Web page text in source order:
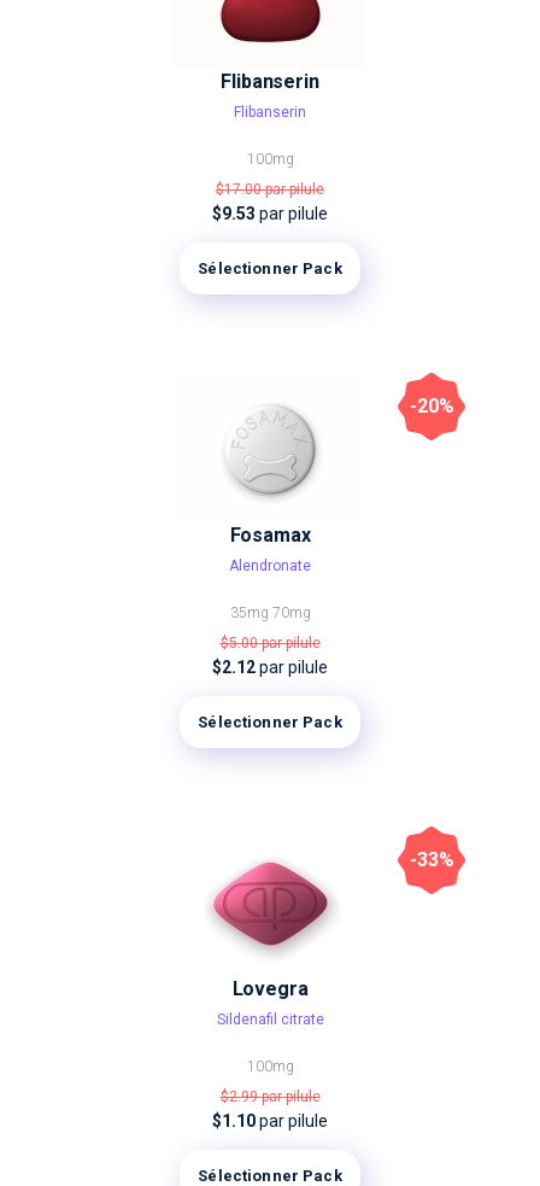
Flibanserin
Flibanserin
100mg
$17.00par pilule
$9.53 par pilule
Sélectionner Pack
Fosamax
Alendronate
35mg 70mg
$5.00par pilule
$2.12par pilule
Sélectionner Pack
-20%
Lovegra
Sildenafil citrate
100mg
$2.99par pilule
$1.10par pilule
Sélectionner Pack
-33%